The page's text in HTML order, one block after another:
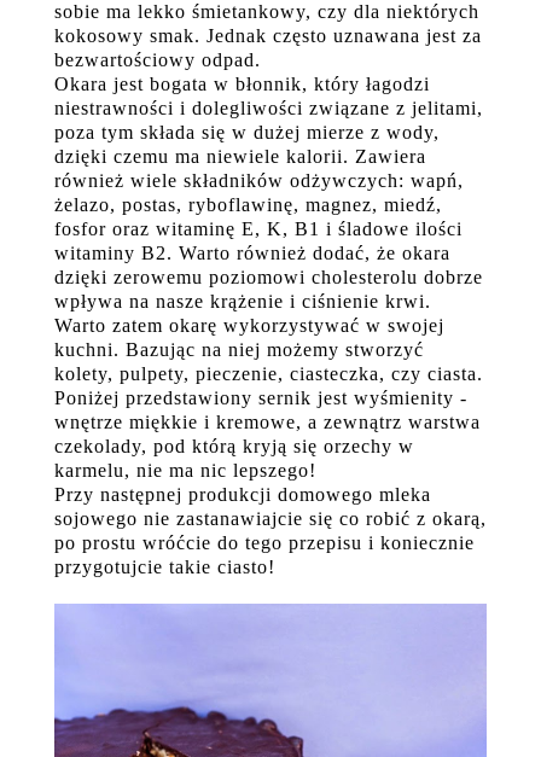
sobie ma lekko śmietankowy, czy dla niektórych
kokosowy smak. Jednak często uznawana jest za
bezwartościowy odpad.
Okara jest bogata w błonnik, który łagodzi
niestrawności i dolegliwości związane z jelitami,
poza tym składa się w dużej mierze z wody,
dzięki czemu ma niewiele kalorii. Zawiera
również wiele składników odżywczych: wapń,
żelazo, postas, ryboflawinę, magnez, miedź,
fosfor oraz witaminę E, K, B1 i śladowe ilości
witaminy B2. Warto również dodać, że okara
dzięki zerowemu poziomowi cholesterolu dobrze
wpływa na nasze krążenie i ciśnienie krwi.
Warto zatem okarę wykorzystywać w swojej
kuchni. Bazując na niej możemy stworzyć
kolety, pulpety, pieczenie, ciasteczka, czy ciasta.
Poniżej przedstawiony sernik jest wyśmienity -
wnętrze miękkie i kremowe, a zewnątrz warstwa
czekolady, pod którą kryją się orzechy w
karmelu, nie ma nic lepszego!
Przy następnej produkcji domowego mleka
sojowego nie zastanawiajcie się co robić z okarą,
po prostu wróćcie do tego przepisu i koniecznie
przygotujcie takie ciasto!